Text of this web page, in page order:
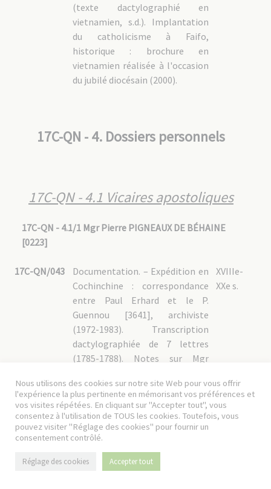
(texte dactylographié en
vietnamien, s.d.). Implantation
du catholicisme à Faifo,
historique : brochure en
vietnamien réalisée à l'occasion
du jubilé diocésain (2000).
17C-QN - 4. Dossiers personnels
17C-QN - 4.1 Vicaires apostoliques
17C-QN - 4.1/1 Mgr Pierre PIGNEAUX DE BÉHAINE
[0223]
17C-QN/043
XVIIIe-
XXe s.
Documentation. – Expédition en
Cochinchine : correspondance
entre Paul Erhard et le P.
Guennou [3641], archiviste
(1972-1983). Transcription
dactylographiée de 7 lettres
(1785-1788). Notes sur Mgr
biographiques : correspondance
entre le P. Sy, archiviste, et R.
Derche, professeur au lycée
Carnot, au sujet des armoiries et
Mgr Pigneaux de Béhaine (1935-
1938) ; livre de Georges Taboulet
Nous utilisons des cookies sur notre site Web pour vous offrir
l'expérience la plus pertinente en mémorisant vos préférences et
vos visites répétées. En cliquant sur "Accepter tout", vous
consentez à l'utilisation de TOUS les cookies. Toutefois, vous
pouvez visiter "Réglage des cookies" pour fournir un
consentement contrôlé.
Réglage des cookies Accepter tout